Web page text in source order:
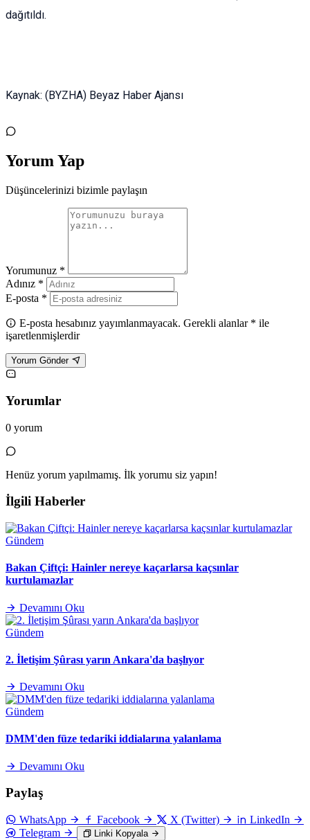
dağıtıldı.
Kaynak: (BYZHA) Beyaz Haber Ajansı
Yorum Yap
Düşüncelerinizi bizimle paylaşın
Yorumunuz *
Adınız *
E-posta *
E-posta hesabınız yayımlanmayacak. Gerekli alanlar * ile
işaretlenmişlerdir
Yorum Gönder
Yorumlar
0 yorum
Henüz yorum yapılmamış. İlk yorumu siz yapın!
İlgili Haberler
Gündem
Bakan Çiftçi: Hainler nereye kaçarlarsa kaçsınlar
kurtulamazlar
Devamını Oku
Gündem
2. İletişim Şûrası yarın Ankara'da başlıyor
Devamını Oku
Gündem
DMM'den füze tedariki iddialarına yalanlama
Devamını Oku
Paylaş
WhatsApp Facebook X (Twitter)
LinkedIn
Telegram
Linki Kopyala